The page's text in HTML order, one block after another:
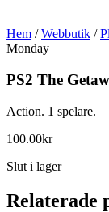
Hem /Webbutik /
Monday
PS2 The
Action. 1 spelare.
100.00kr
Slut i lager
Relaterade